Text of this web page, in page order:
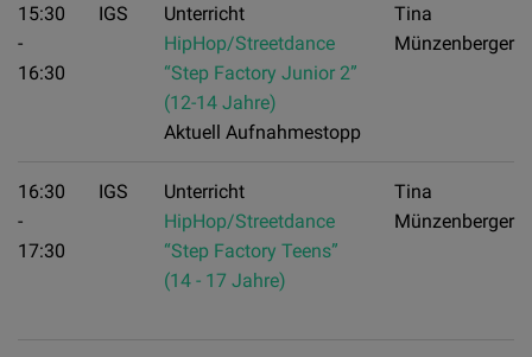
15:30
-
16:30
IGS
Unterricht
HipHop/Streetdance
“Step Factory Junior 2”
(12-14 Jahre)
Aktuell Aufnahmestopp
Tina
Münzenberger
16:30
-
17:30
IGS
Unterricht
HipHop/Streetdance
“Step Factory Teens”
(14 - 17 Jahre)
Tina
Münzenberger